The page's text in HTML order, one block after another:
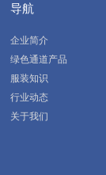
导航
企业简介
绿色通道产品
服装知识
行业动态
关于我们